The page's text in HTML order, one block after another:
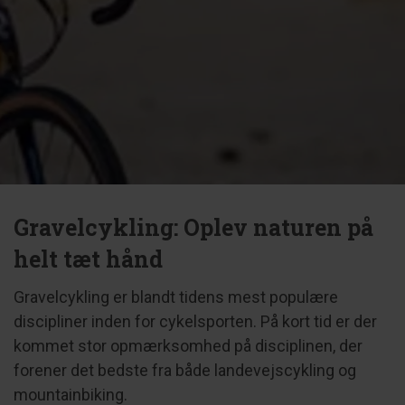
Gravelcykling: Oplev naturen på
helt tæt hånd
Gravelcykling er blandt tidens mest populære
discipliner inden for cykelsporten. På kort tid er der
kommet stor opmærksomhed på disciplinen, der
forener det bedste fra både landevejscykling og
mountainbiking.